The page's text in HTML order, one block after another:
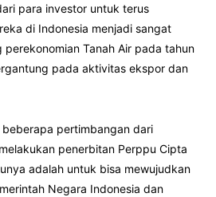
para investor untuk terus
di Indonesia menjadi sangat
Tanah Air pada tahun
pada aktivitas ekspor dan
pertimbangan dari
penerbitan Perppu Cipta
adalah untuk bisa mewujudkan
Negara Indonesia dan